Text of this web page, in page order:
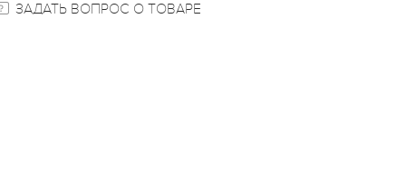
ЗАДАТЬ ВОПРОС О ТОВАРЕ